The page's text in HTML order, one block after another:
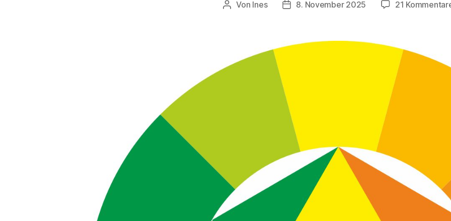
Beitragsautor
Von Ines Veröffentlichungsdatum
8. November 2025 21